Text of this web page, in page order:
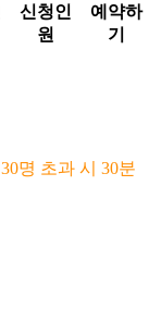
신청인
원
예약하
기
30명 초과 시 30분